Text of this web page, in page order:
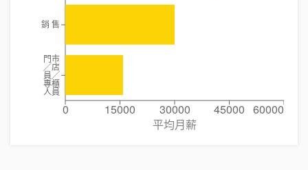
0 15000 30000 45000 60000
平均月薪
銷 售
門市
╱店
員╱
專櫃
人員